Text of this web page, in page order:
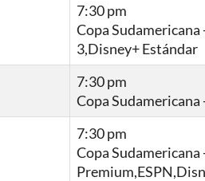
7:30 pm
Copa
3,Disney+ Estándar
7:30 pm
Copa
7:30 pm
Copa Sudamericana